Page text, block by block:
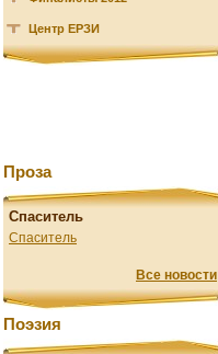
Центр ЕРЗИ
Проза
Спаситель
Спаситель
Все новости
Поэзия